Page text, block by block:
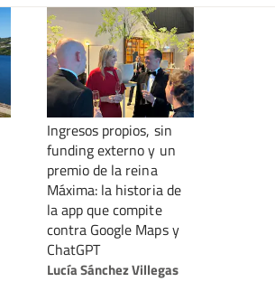
Ingresos propios, sin
funding externo y un
premio de la reina
Máxima: la historia de
la app que compite
contra Google Maps y
ChatGPT
Lucía Sánchez Villegas